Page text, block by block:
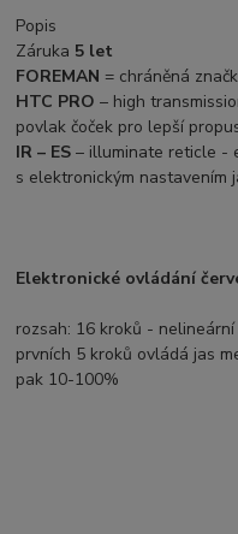
Popis
Záruka 5 let
FOREMAN = chráněná
HTC PRO – high
povlak čoček pro lepší
IR – ES – illuminate reticle -
s elektronickým nastavením
Elektronické ovládání
rozsah: 16 kroků - nelineární
prvních 5 kroků ovládá jas
pak 10-100%